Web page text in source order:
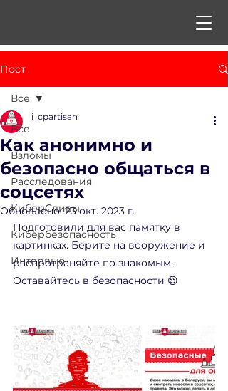
Пост
Все
Взломы
Расследования
КиберСливы
Кибербезопасность
Интервью
Все
Как анонимно и
безопасно общаться в
соцсетях
i_cpartisan
Обновлено:23 окт. 2023 г.
Подготовили для вас памятку в
картинках. Берите на вооружение и
распротраняйте по знакомым.
Оставайтесь в безопасности 😌